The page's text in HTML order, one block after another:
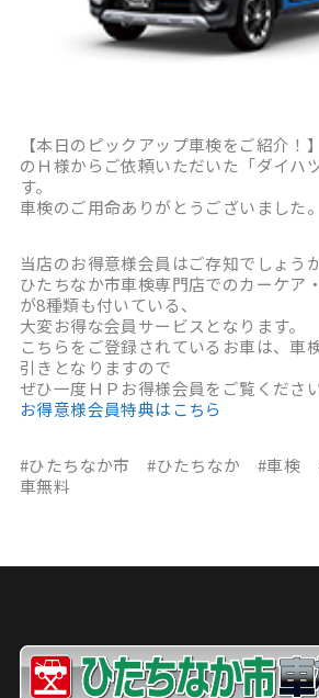
【本日のピックアップ車検をご紹介！
のＨ様からご依頼いただいた「ダイ
す。
車検のご用命ありがとうございました。
当店のお得意様会員はご存知でしょうか
ひたちなか市車検専門店でのカーケア
が8種類も付いている、
大変お得な会員サービスとなります。
こちらをご登録されているお車は、車
引きとなりますので
ぜひ一度ＨＰお得様会員をご覧くださ
お得意様会員特典はこちら
#ひたちなか市 #ひたちなか #車
車無料